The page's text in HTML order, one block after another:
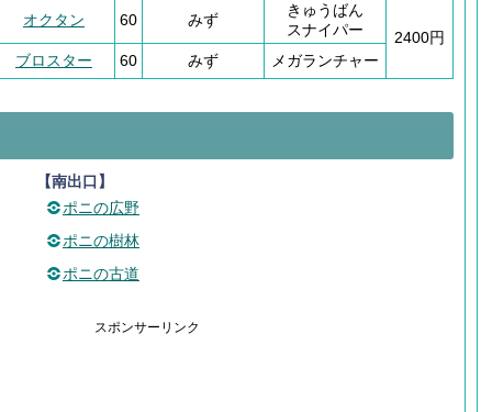
オクタン 60 みず
きゅうばん
スナイパー
2400円
ブロスター
60 みず メガランチャー
【南出口】
ポニの広野
ポニの樹林
ポニの古道
スポンサーリンク